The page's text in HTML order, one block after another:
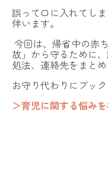
誤って口に入れてし
伴います。
今回は、帰省中の赤
故」から守るために
処法、連絡先をまとめ
お守り代わりにブッ
＞育児に関する悩み